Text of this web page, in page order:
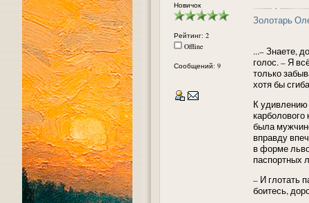
Новичок
Рейтинг: 2
Offline
Сообщений: 9
Золотарь
...– Знаете,
голос. – Я
только
хотя бы
К удивлению
была
вправду
в форме
паспортных
– И глотать
боитесь,